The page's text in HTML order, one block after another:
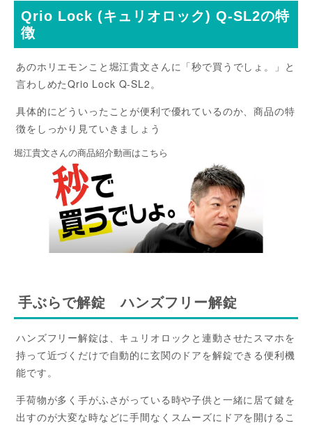
Qrio Lock (キュリオロック) Q-SL2の特
徴
あのホリエモンこと堀江貴文さんに「秒で買うでしょ。」と
言わしめたQrio Lock Q-SL2。
具体的にどういったことが便利で優れているのか、商品の特
徴をしっかり見ていきましょう
堀江貴文さんの商品紹介動画はこちら
手ぶらで解錠 ハンズフリー解錠
ハンズフリー解錠は、キュリオロックと連動させたスマホを
持って近づくだけで自動的に玄関のドアを解錠できる便利機
能です。
手荷物が多く手がふさがっている時や子供と一緒に居て鍵を
出すのが大変な時などに手間なくスムーズにドアを開けるこ